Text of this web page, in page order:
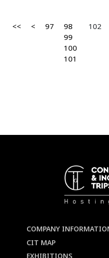
<< < 97
98
99
100
101
102
COMPANY
CIT MAP
EXHIBITIONS